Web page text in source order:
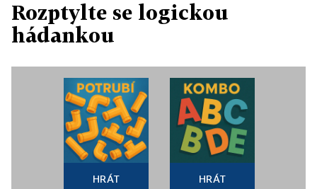
Rozptylte se logickou
hádankou
HRÁT HRÁT